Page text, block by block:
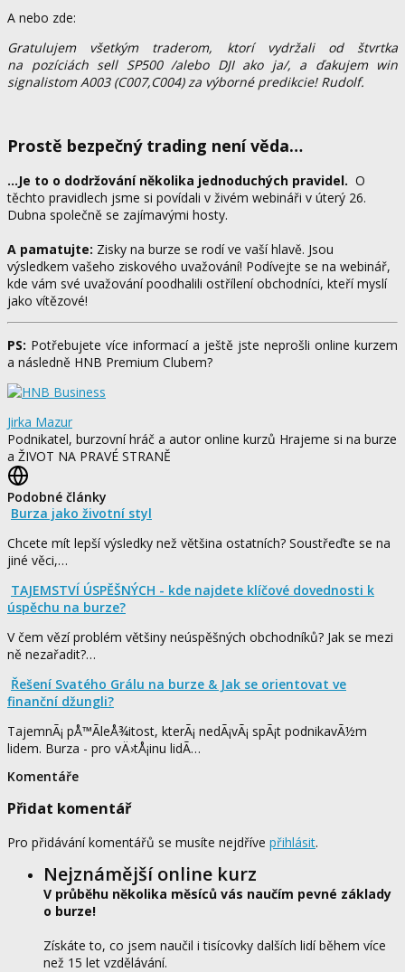
A nebo zde:
Gratulujem všetkým traderom, ktorí vydržali od štvrtka
na pozíciách sell SP500 /alebo DJI ako ja/, a ďakujem win
signalistom A003 (C007,C004) za výborné predikcie! Rudolf.
Prostě bezpečný trading není věda…
…Je to o dodržování několika jednoduchých pravidel. O
těchto pravidlech jsme si povídali v živém webináři v úterý 26.
Dubna společně se zajímavými hosty.
A pamatujte: Zisky na burze se rodí ve vaší hlavě. Jsou
výsledkem vašeho ziskového uvažování! Podívejte se na webinář,
kde vám své uvažování poodhalili ostřílení obchodníci, kteří myslí
jako vítězové!
PS: Potřebujete více informací a ještě jste neprošli online kurzem
a následně HNB Premium Clubem?
Jirka Mazur
Podnikatel, burzovní hráč a autor online kurzů Hrajeme si na burze
a ŽIVOT NA PRAVÉ STRANĚ
Podobné články
Burza jako životní styl
Chcete mít lepší výsledky než většina ostatních? Soustřeďte se na
jiné věci,…
TAJEMSTVÍ ÚSPĚŠNÝCH - kde najdete klíčové dovednosti k
úspěchu na burze?
V čem vězí problém většiny neúspěšných obchodníků? Jak se mezi
ně nezařadit?…
Řešení Svatého Grálu na burze & Jak se orientovat ve
finanční džungli?
TajemnÃ¡ pÅ™Ã­leÅ¾itost, kterÃ¡ nedÃ¡vÃ¡ spÃ¡t podnikavÃ½m
lidem. Burza - pro vÄ›tÅ¡inu lidÃ­…
Komentáře
Přidat komentář
Pro přidávání komentářů se musíte nejdříve přihlásit.
Nejznámější online kurz
V průběhu několika měsíců vás naučím pevné základy
o burze!
Získáte to, co jsem naučil i tisícovky dalších lidí během více
než 15 let vzdělávání.